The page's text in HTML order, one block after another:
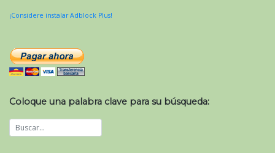
¡Considere instalar Adblock Plus!
Coloque una palabra clave para su búsqueda: